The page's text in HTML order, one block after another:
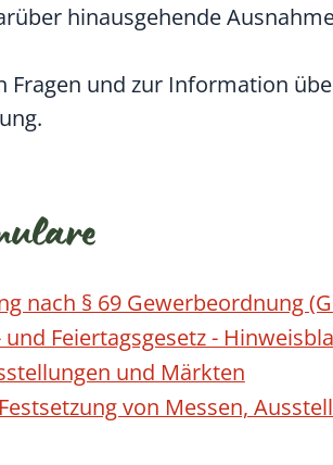
hinausgehende
Fragen und zur Information
nach § 69 Gewerbeordnung
Feiertagsgesetz -
und Märkten
von Messen,